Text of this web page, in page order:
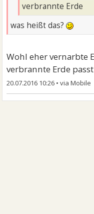
verbrannte Erde
was heißt das?
Wohl eher vernarbte
verbrannte Erde
20.07.2016 10:26 •